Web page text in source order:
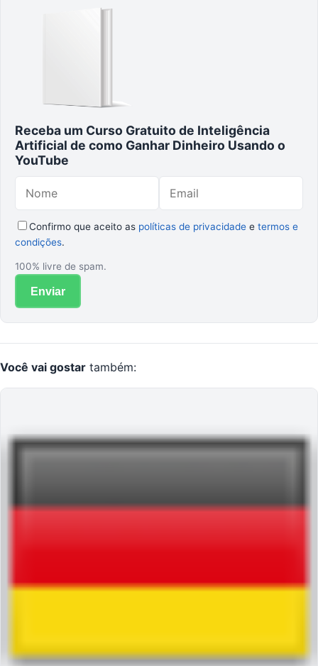
Receba um Curso Gratuito de Inteligência
Artificial de como Ganhar Dinheiro Usando o
YouTube
Confirmo que aceito as políticas de privacidade e termos e
condições.
100% livre de spam.
Enviar
Você vai gostar também: